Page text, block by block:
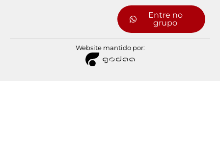
Entre no
grupo
Website mantido por: